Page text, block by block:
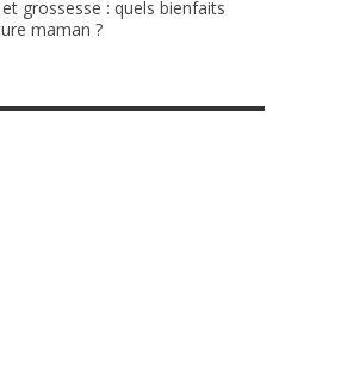
grossesse : quels bienfaits
maman ?